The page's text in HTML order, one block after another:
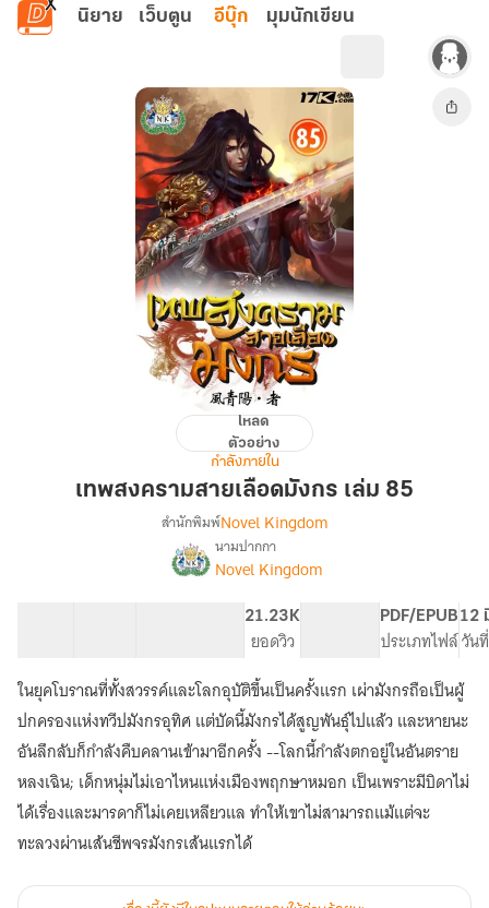
ข้ามไปยังเนื้อหาหลัก
นิยาย เว็บตูน อีบุ๊ก มุมนักเขียน
สงคราม
สาย
มังกร
โหลด
ตัวอย่าง
กำลังภายใน
เทพสงครามสายเลือดมังกร เล่ม 85
เรื่อง
เทพ
สงคราม
สาย
เลือด
มังกร
สำนักพิมพ์Novel Kingdom
นามปากกา
Novel Kingdom
21.23K
ยอดวิว
PDF/EPUB
ประเภทไฟล์
12
วัน
ในยุคโบราณที่ทั้งสวรรค์และโลกอุบัติขึ้นเป็นครั้งแรก เผ่ามังกรถือเป็นผู้
ปกครองแห่งทวีปมังกรอุทิศ แต่บัดนี้มังกรได้สูญพันธุ์ไปแล้ว และหายนะ
อันลึกลับก็กำลังคืบคลานเข้ามาอีกครั้ง --โลกนี้กำลังตกอยู่ในอันตราย
หลงเฉิน; เด็กหนุ่มไม่เอาไหนแห่งเมืองพฤกษาหมอก เป็นเพราะมีบิดาไม่
ได้เรื่องและมารดาก็ไม่เคยเหลียวแล ทำให้เขาไม่สามารถแม้แต่จะ
ทะลวงผ่านเส้นชีพจรมังกรเส้นแรกได้